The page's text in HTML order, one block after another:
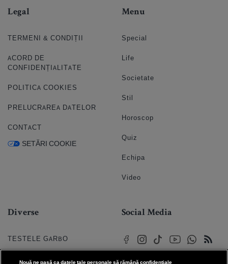
Legal
TERMENI & CONDIȚII
ACORD DE
CONFIDENȚIALITATE
POLITICA COOKIES
PRELUCRAREA DATELOR
CONTACT
SETĂRI COOKIE
Menu
Special
Life
Societate
Stil
Horoscop
Quiz
Echipa
Video
Diverse
TESTELE GARBO
HOROSCOP
Social Media
Nouă ne pasă ca datele tale personale să rămână confidențiale